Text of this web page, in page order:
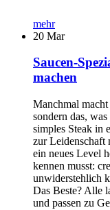
mehr
20 Mar
Saucen-
machen
Manchmal
sondern das,
simples Steak in
zur Leidenschaft
ein neues Level
kennen musst:
unwiderstehlich
Das Beste? Alle
und passen zu